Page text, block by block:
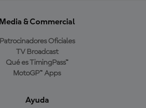
Media & Commercial
Patrocinadores Oficiales
TV Broadcast
Qué es TimingPass™
MotoGP™ Apps
Ayuda